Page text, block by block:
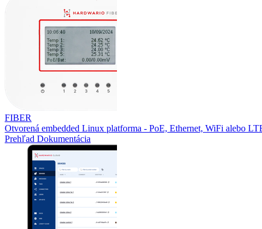
FIBER
Otvorená embedded Linux platforma - PoE, Ethernet, WiFi alebo
Prehľad Dokumentácia